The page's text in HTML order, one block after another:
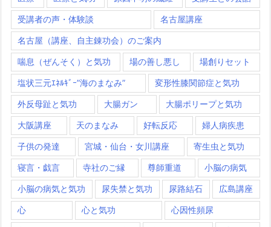
受講者の声・体験談 名古屋講座
名古屋（講座、自主錬功会）のご案内
喘息（ぜんそく）と気功 場の善し悪し 場創りセット
塩状三元ｴﾈﾙｷﾞｰ”海のまなみ” 変形性膝関節症と気功
外反母趾と気功 大腸ガン 大腸ポリープと気功
大阪講座 天のまなみ 好転反応 婦人病疾患
子供の発達 宮城・仙台・女川講座 寄生虫と気功
寝言・戯言 寺社のご縁 尊師重道 小脳の病気
小脳の病気と気功 尿失禁と気功 尿路結石 広島講座
心 心と気功 心因性頻尿